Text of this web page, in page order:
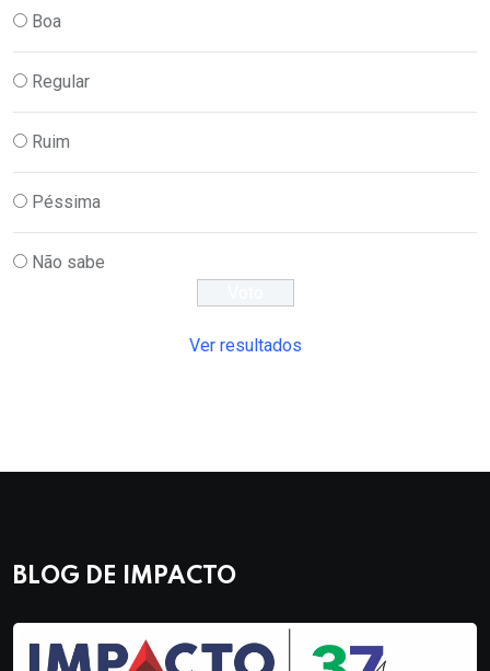
Boa
Regular
Ruim
Péssima
Não sabe
Ver resultados
BLOG DE IMPACTO